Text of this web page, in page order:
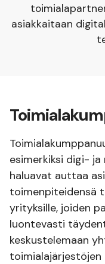
asiakkaitaan
esimerkiksi digi-
haluavat auttaa
toimenpiteidensä
yrityksille, joiden
luontevasti
keskustelemaan
toimialajärjestöjen